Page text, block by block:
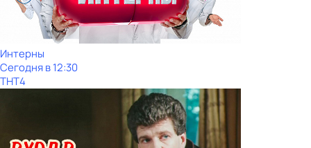
Интерны
Сегодня в 12:30
ТНТ4